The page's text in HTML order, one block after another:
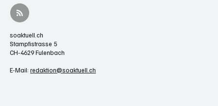
soaktuell.ch
Stampfistrasse 5
CH-4629 Fulenbach
E-Mail: redaktion@soaktuell.ch